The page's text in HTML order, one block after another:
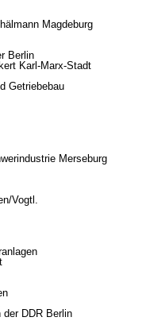
Magdeburg
Berlin
Karl-Marx-Stadt
Getriebebau
Merseburg
Vogtl.
DDR Berlin